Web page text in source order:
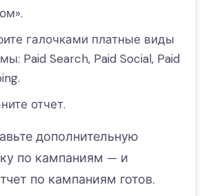
галочками платные виды
Paid Search, Paid Social, Paid
отчет.
дополнительную
по кампаниям — и
по кампаниям готов.